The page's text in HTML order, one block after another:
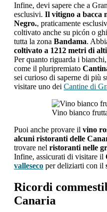
Infine, devi sapere che a
esclusivi. Il vitigno a bacca
Negro., praticamente
coltivato anche su picón o
tutta la zona Bandama.
coltivato a 1212 metri di
Per quanto riguarda i
come il pluripremiato
sei curioso di saperne di più
visitare uno dei Cantine di
Vino bianco
Puoi anche provare il vino
alcuni ristoranti delle
trovare nel ristoranti nelle
Infine, assicurati di visitare il
valleseco per deliziarti con il
Ricordi
Canaria